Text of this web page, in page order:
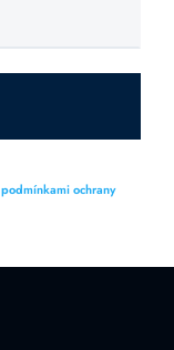
podmínkami ochrany